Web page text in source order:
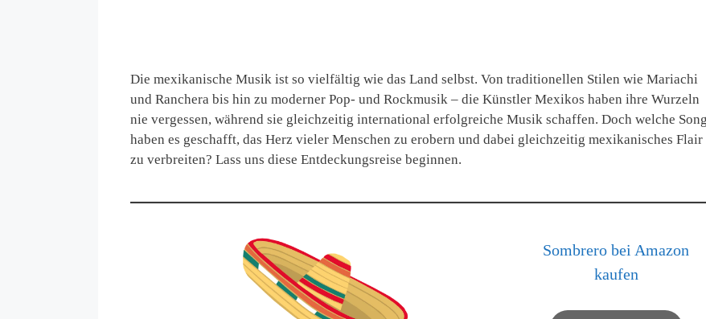
Die mexikanische Musik ist so vielfältig wie das Land selbst. Von traditionellen Stilen wie Mariachi
und Ranchera bis hin zu moderner Pop- und Rockmusik – die Künstler Mexikos haben ihre Wurzeln
nie vergessen, während sie gleichzeitig international erfolgreiche Musik schaffen. Doch welche
haben es geschafft, das Herz vieler Menschen zu erobern und dabei gleichzeitig mexikanisches Flair
zu verbreiten? Lass uns diese Entdeckungsreise beginnen.
Sombrero bei Amazon
kaufen